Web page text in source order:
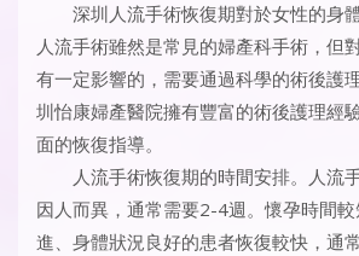
深圳人流手術恢復期對於女性的身
人流手術雖然是常見的婦產科手術，但
有一定影響的，需要通過科學的術後護
圳怡康婦產醫院擁有豐富的術後護理經
面的恢復指導。
人流手術恢復期的時間安排。人流
因人而異，通常需要2-4週。懷孕時間
進、身體狀況良好的患者恢復較快，通